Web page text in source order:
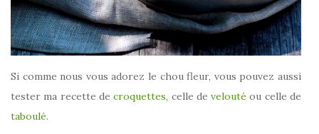
Si comme nous vous adorez le chou fleur, vous pouvez aussi
tester ma recette decroquettes, celle develoutéou celle de
taboulé.